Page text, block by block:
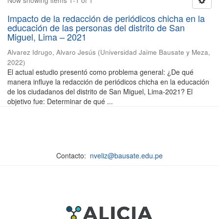
Impacto de la redacción de periódicos chicha en la
educación de las personas del distrito de San
Miguel, Lima – 2021
Alvarez Idrugo, Alvaro Jesús (Universidad Jaime Bausate y Meza,
2022)
El actual estudio presentó como problema general: ¿De qué
manera influye la redacción de periódicos chicha en la educación
de los ciudadanos del distrito de San Miguel, Lima-2021? El
objetivo fue: Determinar de qué ...
Contacto: nveliz@bausate.edu.pe